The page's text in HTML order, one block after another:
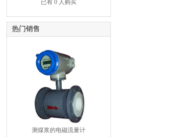
已有 0 人购买
热门销售
测煤浆的电磁流量计